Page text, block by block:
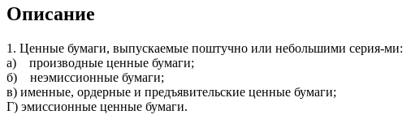
Описание
1. Ценные бумаги, выпускаемые поштучно или небольшими серия-ми:
а) производные ценные бумаги;
б) неэмиссионные бумаги;
в) именные, ордерные и предъявительские ценные бумаги;
Г) эмиссионные ценные бумаги.